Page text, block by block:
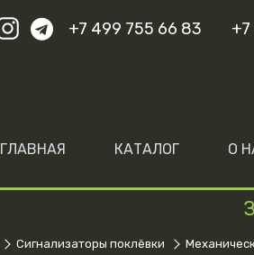
+7 499 755 66 83
ГЛАВНАЯ КАТАЛОГ О
Сигнализаторы поклёвки